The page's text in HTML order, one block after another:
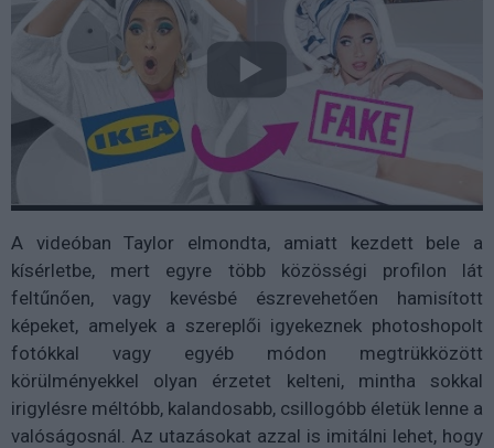
A videóban Taylor elmondta, amiatt kezdett bele a
kísérletbe, mert egyre több közösségi profilon lát
feltűnően, vagy kevésbé észrevehetően hamisított
képeket, amelyek a szereplői igyekeznek photoshopolt
fotókkal vagy egyéb módon megtrükközött
körülményekkel olyan érzetet kelteni, mintha sokkal
irigylésre méltóbb, kalandosabb, csillogóbb életük lenne a
valóságosnál. Az utazásokat azzal is imitálni lehet, hogy